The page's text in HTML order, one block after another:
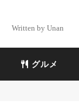
Written by Unan
グルメ